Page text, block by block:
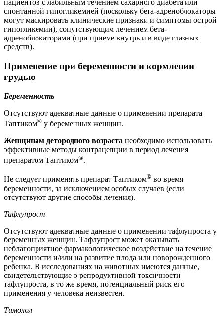
пациентов с лабильным течением сахарного диабета или
спонтанной гипогликемией (поскольку бета-адреноблокаторы
могут маскировать клинические признаки и симптомы острой
гипогликемии), сопутствующим лечением бета-
адреноблокаторами (при приеме внутрь и в виде глазных
средств).
Применение при беременности и кормлении
грудью
Беременность
Отсутствуют адекватные данные о применении препарата
Таптиком® у беременных женщин.
Женщинам детородного возраста необходимо использовать
эффективные методы контрацепции в период лечения
препаратом Таптиком®.
Не следует применять препарат Таптиком® во время
беременности, за исключением особых случаев (если
отсутствуют другие способы лечения).
Тафлупрост
Отсутствуют адекватные данные о применении тафлупроста у
беременных женщин. Тафлупрост может оказывать
неблагоприятное фармакологическое воздействие на течение
беременности и/или на развитие плода или новорожденного
ребенка. В исследованиях на животных имеются данные,
свидетельствующие о репродуктивной токсичности
тафлупроста, в то же время, потенциальный риск его
применения у человека неизвестен.
Тимолол